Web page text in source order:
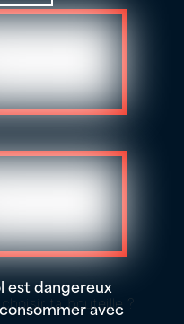
est dangereux
avec
ta bouteille ?